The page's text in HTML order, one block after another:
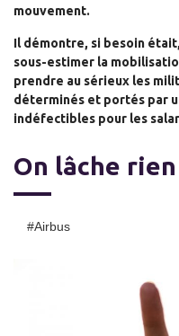
mouvement.
Il démontre, si besoin
sous-estimer la
prendre au sérieux les
déterminés et portés par
indéfectibles pour les
On lâche rien
#airbus